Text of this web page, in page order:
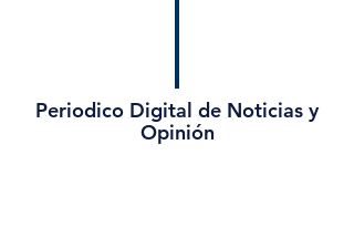
Periodico Digital de Noticias y
Opinión